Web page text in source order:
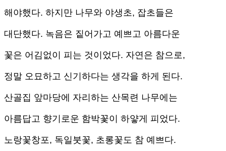
해야했다. 하지만 나무와 야생초, 잡초들은
대단했다. 녹음은 짙어가고 예쁘고 아름다운
꽃은 어김없이 피는 것이었다. 자연은 참으로,
정말 오묘하고 신기하다는 생각을 하게 된다.
산골집 앞마당에 자리하는 산목련 나무에는
아름답고 향기로운 함박꽃이 하얗게 피었다.
노랑꽃창포, 독일붓꽃, 초롱꽃도 참 예쁘다.